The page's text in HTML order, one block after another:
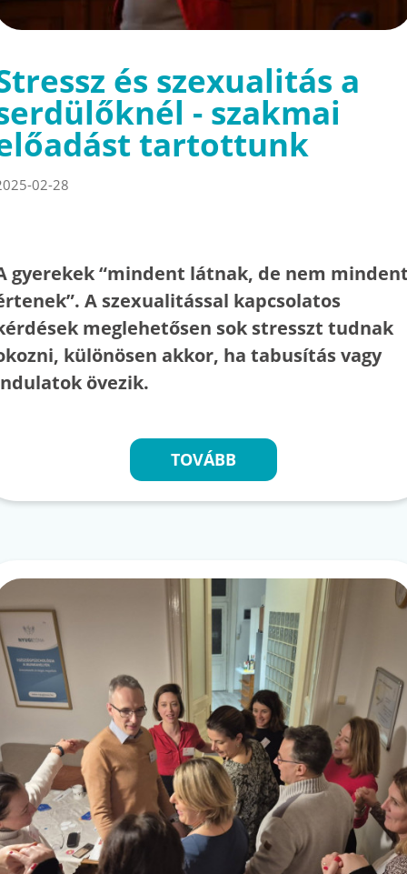
és szexualitás a
- szakmai
tartottunk
02-28
gyerekek “mindent látnak, de nem
A szexualitással kapcsolatos
meglehetősen sok stresszt tudnak
különösen akkor, ha tabusítás vagy
övezik.
TOVÁBB